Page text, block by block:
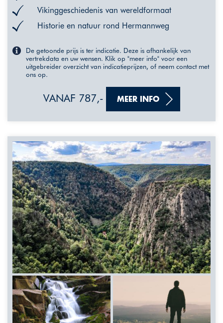
Vikinggeschiedenis van wereldformaat
Historie en natuur rond Hermannweg
De getoonde prijs is ter indicatie. Deze is afhankelijk van
vertrekdata en uw wensen. Klik op "meer info" voor een
uitgebreider overzicht van indicatieprijzen, of neem contact met
ons op.
VANAF 787,- MEER INFO